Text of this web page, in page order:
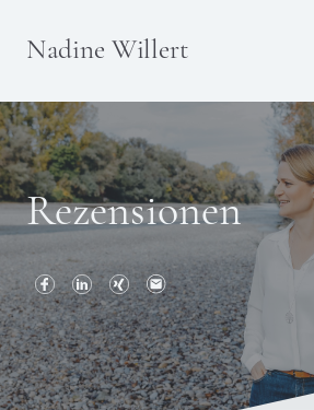
Nadine Willert
Rezensionen